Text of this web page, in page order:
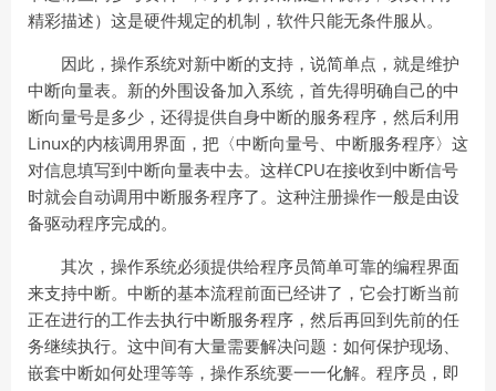
精彩描述）这是硬件规定的机制，软件只能无条件服从。
因此，操作系统对新中断的支持，说简单点，就是维护
中断向量表。新的外围设备加入系统，首先得明确自己的中
断向量号是多少，还得提供自身中断的服务程序，然后利用
Linux的内核调用界面，把〈中断向量号、中断服务程序〉这
对信息填写到中断向量表中去。这样CPU在接收到中断信号
时就会自动调用中断服务程序了。这种注册操作一般是由设
备驱动程序完成的。
其次，操作系统必须提供给程序员简单可靠的编程界面
来支持中断。中断的基本流程前面已经讲了，它会打断当前
正在进行的工作去执行中断服务程序，然后再回到先前的任
务继续执行。这中间有大量需要解决问题：如何保护现场、
嵌套中断如何处理等等，操作系统要一一化解。程序员，即